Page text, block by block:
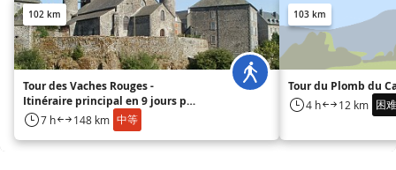
102 km
Tour des Vaches Rouges -
Itinéraire principal en 9 jours par
Vèze - Départ Allanche, Cantal
7 h 148 km 中等
103 km
Tour du Plomb du
4 h 12 km 困难